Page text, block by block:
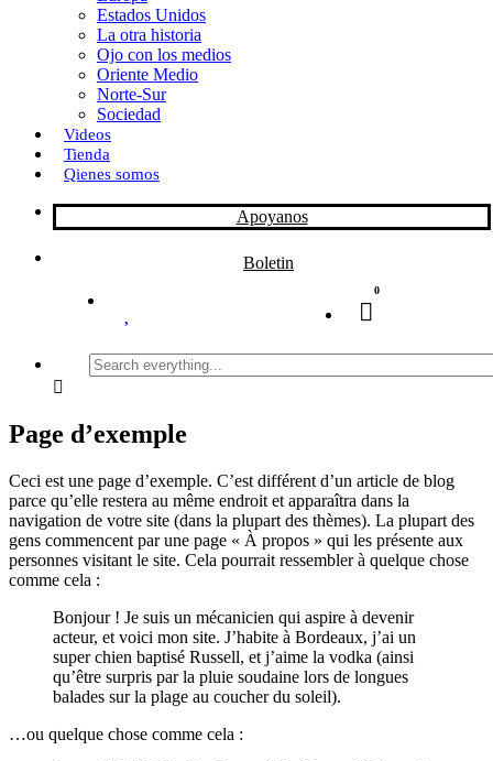
Estados Unidos
La otra historia
Ojo con los medios
Oriente Medio
Norte-Sur
Sociedad
Videos
Tienda
Qienes somos
Apoyanos
Boletin
0
Search
everything...
Page d’exemple
Ceci est une page d’exemple. C’est différent d’un article de blog
parce qu’elle restera au même endroit et apparaîtra dans la
navigation de votre site (dans la plupart des thèmes). La plupart des
gens commencent par une page « À propos » qui les présente aux
personnes visitant le site. Cela pourrait ressembler à quelque chose
comme cela :
Bonjour ! Je suis un mécanicien qui aspire à devenir
acteur, et voici mon site. J’habite à Bordeaux, j’ai un
super chien baptisé Russell, et j’aime la vodka (ainsi
qu’être surpris par la pluie soudaine lors de longues
balades sur la plage au coucher du soleil).
…ou quelque chose comme cela :